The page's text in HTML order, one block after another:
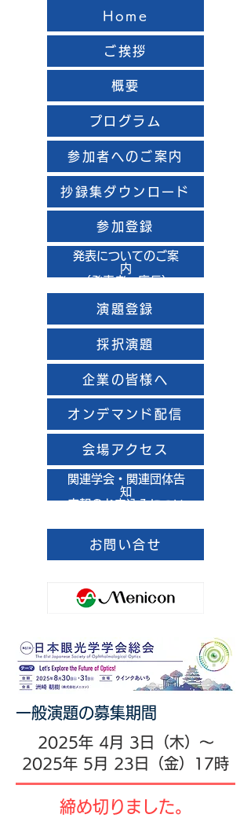
Home
ご挨拶
概要
プログラム
参加者へのご案内
抄録集ダウンロード
参加登録
発表についてのご案
内
（発表者・座長）
演題登録
採択演題
企業の皆様へ
オンデマンド配信
会場アクセス
関連学会・関連団体告
知
広報のお申込みについ
お問い合せ
一般演題の募集期間
2025年 4月 3日（木）～
2025年 5月 23日（金）17時
​締め切りました。